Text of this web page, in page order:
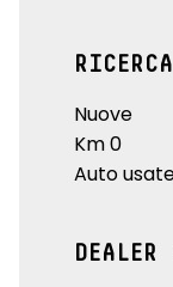
Nuove
Km 0
Auto
DEALER